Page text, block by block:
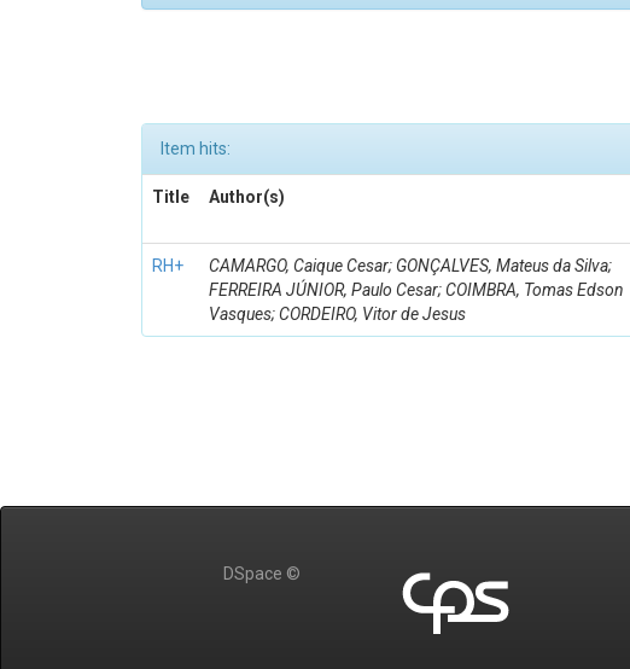
Item hits:
Title Author(s)
RH+
CAMARGO, Caique Cesar; GONÇALVES, Mateus da Silva;
FERREIRA JÚNIOR, Paulo Cesar; COIMBRA, Tomas Edson
Vasques; CORDEIRO, Vitor de Jesus
DSpace ©